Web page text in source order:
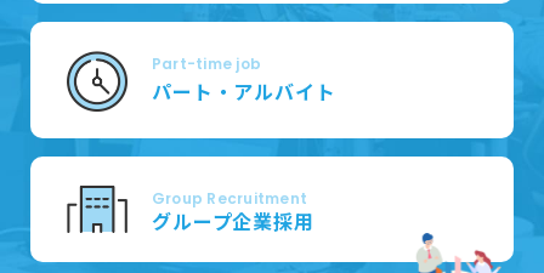
Part-time job
パート・アルバイト
Group Recruitment
グループ企業採用